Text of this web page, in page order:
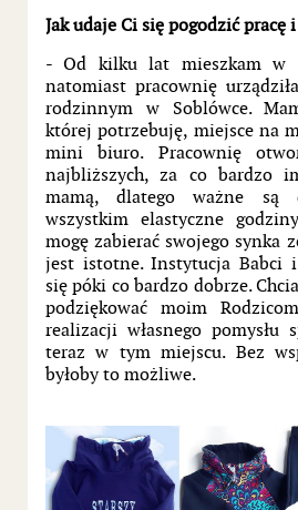
Jak udaje Ci się pogodzić pracę
- Od kilku lat mieszkam w
natomiast pracownię
rodzinnym w Soblówce.
której potrzebuję, miejsce na
mini biuro. Pracownię
najbliższych, za co bardzo
mamą, dlatego ważne są
wszystkim elastyczne
mogę zabierać swojego synka
jest istotne. Instytucja Babci i
się póki co bardzo dobrze.
podziękować moim
realizacji własnego pomysłu
teraz w tym miejscu. Bez
byłoby to możliwe.